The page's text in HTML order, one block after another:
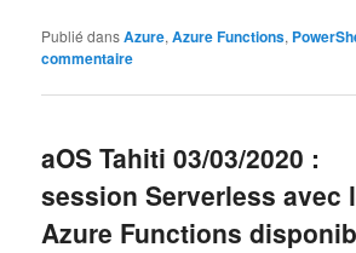
Publié dansAzure,Azure Functions,
commentaire
aOS Tahiti 03/03/2020 :
session Serverless avec
Azure Functions